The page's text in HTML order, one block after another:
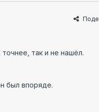
так и не нашёл.
был впоряде.